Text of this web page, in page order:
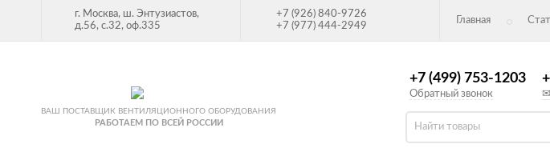
г. Москва, ш. Энтузиастов,
д.56, с.32, оф.335
+7 (926) 840-9726
+7 (977) 444-2949
Главная
ВАШ ПОСТАВЩИК ВЕНТИЛЯЦИОННОГО ОБОРУДОВАНИЯ
РАБОТАЕМ ПО ВСЕЙ РОССИИ
+7 (499) 753-1203
Обратный звонок